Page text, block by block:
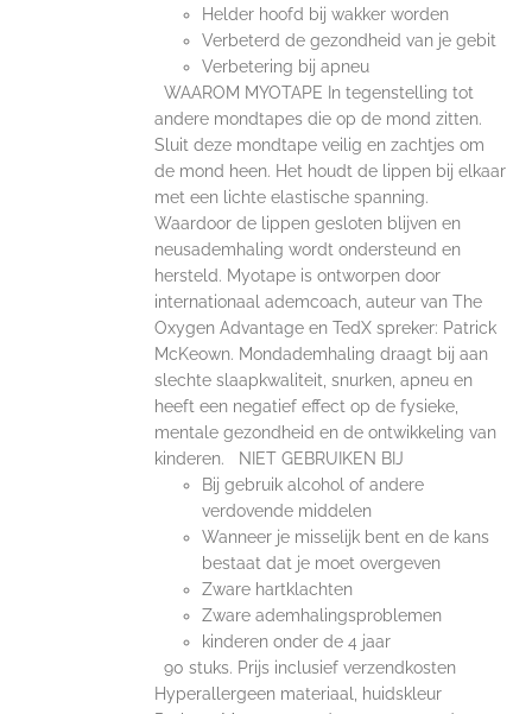
Helder hoofd bij wakker worden
Verbeterd de gezondheid van je gebit
Verbetering bij apneu
WAAROM MYOTAPE In tegenstelling tot
andere mondtapes die op de mond zitten.
Sluit deze mondtape veilig en zachtjes om
de mond heen. Het houdt de lippen bij elkaar
met een lichte elastische spanning.
Waardoor de lippen gesloten blijven en
neusademhaling wordt ondersteund en
hersteld. Myotape is ontworpen door
internationaal ademcoach, auteur van The
Oxygen Advantage en TedX spreker: Patrick
McKeown. Mondademhaling draagt bij aan
slechte slaapkwaliteit, snurken, apneu en
heeft een negatief effect op de fysieke,
mentale gezondheid en de ontwikkeling van
kinderen. NIET GEBRUIKEN BIJ
Bij gebruik alcohol of andere
verdovende middelen
Wanneer je misselijk bent en de kans
bestaat dat je moet overgeven
Zware hartklachten
Zware ademhalingsproblemen
kinderen onder de 4 jaar
90 stuks. Prijs inclusief verzendkosten
Hyperallergeen materiaal, huidskleur